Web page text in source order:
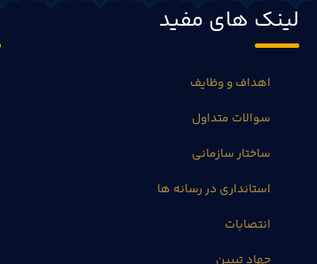
لینک های مفید
اهداف و وظایف
سوالات متداول
ساختار سازمانی
استانداری در رسانه ها
انتصابات